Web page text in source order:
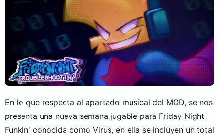
En lo que respecta al apartado musical del MOD, se nos
presenta una nueva semana jugable para Friday Night
Funkin' conocida como Virus, en ella se incluyen un total